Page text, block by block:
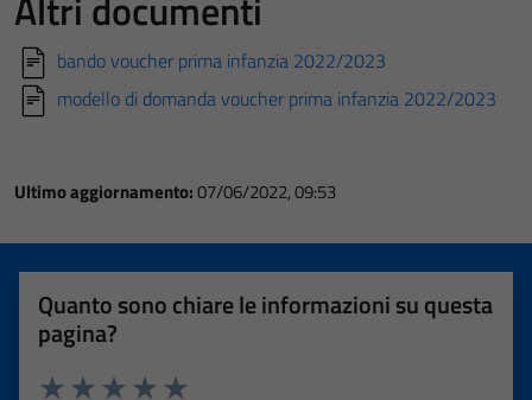
bando voucher prima infanzia 2022/2023
modello di domanda voucher prima infanzia 2022/2023
Ultimo aggiornamento:07/06/2022, 09:53
Quanto sono chiare le informazioni su questa
pagina?